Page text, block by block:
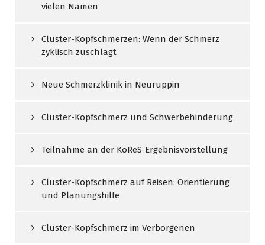
vielen Namen
Cluster-Kopfschmerzen: Wenn der Schmerz
zyklisch zuschlägt
Neue Schmerzklinik in Neuruppin
Cluster-Kopfschmerz und Schwerbehinderung
Teilnahme an der KoReS‑Ergebnisvorstellung
Cluster-Kopfschmerz auf Reisen: Orientierung
und Planungshilfe
Cluster-Kopfschmerz im Verborgenen